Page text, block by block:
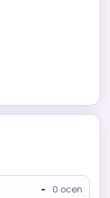
- 0 ocen